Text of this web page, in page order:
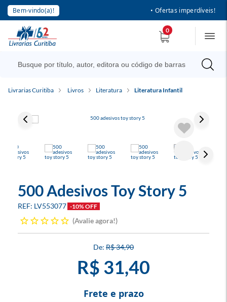
Bem-vindo(a)! • Ofertas imperdíveis!
0
Livrarias Curitiba Livros Literatura Literatura Infantil
500 Adesivos Toy Story 5
LV553077 -10% OFF
Avalie agora!
R$ 34,90
R$ 31,40
Frete e prazo